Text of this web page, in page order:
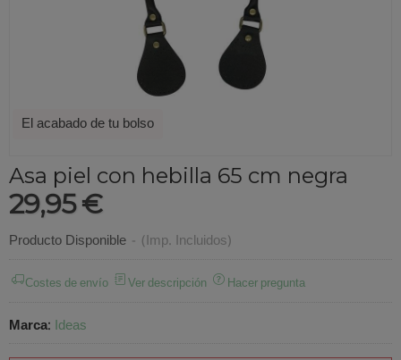
El acabado de tu bolso
Asa piel con hebilla 65 cm negra
29,95 €
Producto Disponible - (Imp. Incluidos)
Costes de envío Ver descripción Hacer pregunta
Marca: Ideas